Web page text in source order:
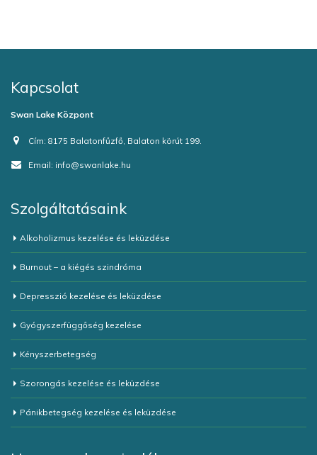
Kapcsolat
Swan Lake Központ
Cím: 8175 Balatonfűzfő, Balaton körút 199.
Email: info@swanlake.hu
Szolgáltatásaink
Alkoholizmus kezelése és leküzdése
Burnout – a kiégés szindróma
Depresszió kezelése és leküzdése
Gyógyszerfüggőség kezelése
Kényszerbetegség
Szorongás kezelése és leküzdése
Pánikbetegség kezelése és leküzdése